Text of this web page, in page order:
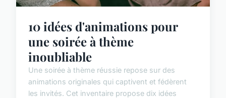
10 idées d'animations pour
une soirée à thème
inoubliable
Une soirée à thème réussie repose sur des
animations originales qui captivent et fédèrent
les invités. Cet inventaire propose dix idées